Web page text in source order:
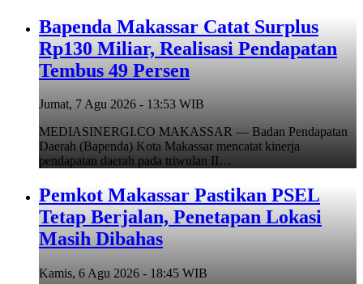
Bapenda Makassar Catat Surplus
Rp130 Miliar, Realisasi Pendapatan
Tembus 49 Persen
Jumat, 7 Agu 2026 - 13:53 WIB
MEDIASINERGI.CO MAKASSAR — Badan Pendapatan
Daerah (Bapenda) Kota Makassar mencatat kinerja
pendapatan daerah pada triwulan II…
Pemkot Makassar Pastikan PSEL
Tetap Berjalan, Penetapan Lokasi
Masih Dibahas
Kamis, 6 Agu 2026 - 18:45 WIB